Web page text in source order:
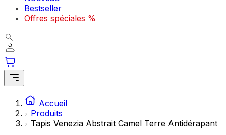
Bestseller
Offres spéciales %
Accueil
Produits
Tapis Venezia Abstrait Camel Terre Antidérapant
comme votre langue préférée ou la région dans laquelle vous vous
trouvez.
Les cookies statistiques aident les propriétaires de sites web à
comprendre comment les visiteurs interagissent avec les sites en
collectant et en rapportant des informations de manière anonyme.
Marketing
Les cookies marketing sont utilisés pour suivre les utilisateurs sur les
sites web. Le but est d'afficher des publicités qui sont pertinentes et